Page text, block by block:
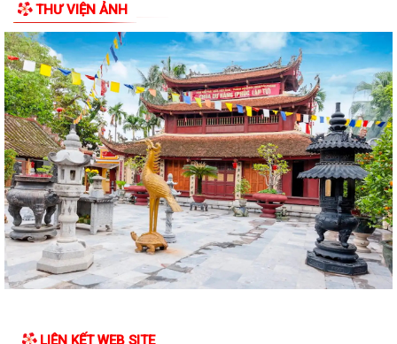
XÚC CỬ TRI CHUẨN BỊ KỲ HỌP THƯỜNG LỆ...
Công điện phòng chống bão số 1 (Bão MAYSAK) và mưa lũ sau bão
THÔNG BÁO Lịch tiếp công dân định kỳ của Chủ tịch Ủy ban nhân dân
xã Quý III, IV năm 2026
Bộ Chính trị tổ chức hội nghị toàn quốc sơ kết 1 năm vận hành mô hình
tổ chức tổng thể của hệ...
Luật sửa đổi bổ sung một số điều của Luật Tiếp công dân, luật khiếu
nại, luật tố cáo
Luật sửa đổi, bổ sung một số điều của Luật phòng chống tham nhũng
Chiến dịch “500 ngày đêm đẩy mạnh thực hiện tìm kiếm, quy tập và
THƯ VIỆN ẢNH
LIÊN KẾT WEB SITE